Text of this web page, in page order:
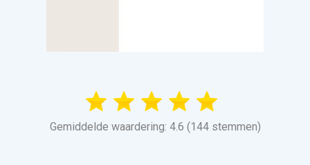
Gemiddelde waardering: 4.6 (144 stemmen)